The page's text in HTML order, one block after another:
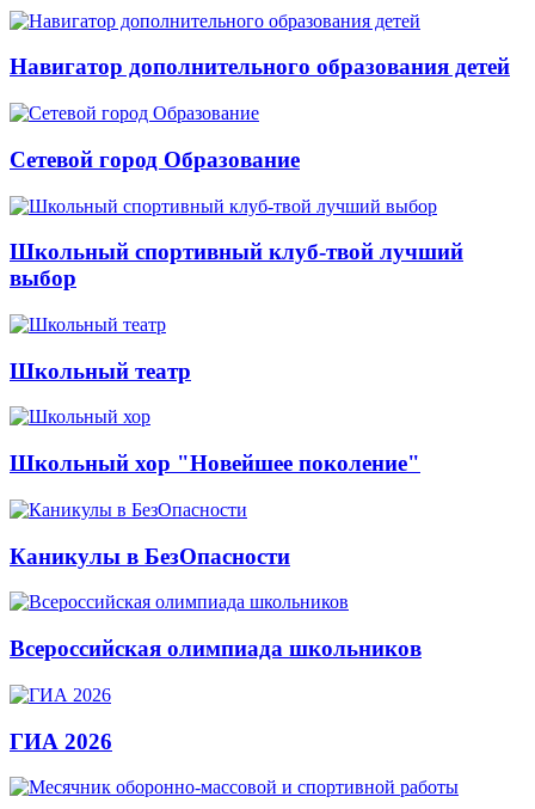
Навигатор дополнительного образования детей
Сетевой город Образование
Школьный спортивный клуб-твой лучший
выбор
Школьный театр
Школьный хор "Новейшее поколение"
Каникулы в БезОпасности
Всероссийская олимпиада школьников
ГИА 2026